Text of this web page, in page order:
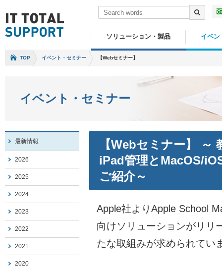
ソリューション・製品 イベン
TOP イベント・セミナー 【Webセミナー】
イベント・セミナー
【Webセミナー】 ～
iPad管理とMacOS/
ご紹介～
Apple社よりApple School
向けソリューションがリリ
たな取組みが求められてい
最新情報
2026
2025
2024
2023
2022
2021
2020